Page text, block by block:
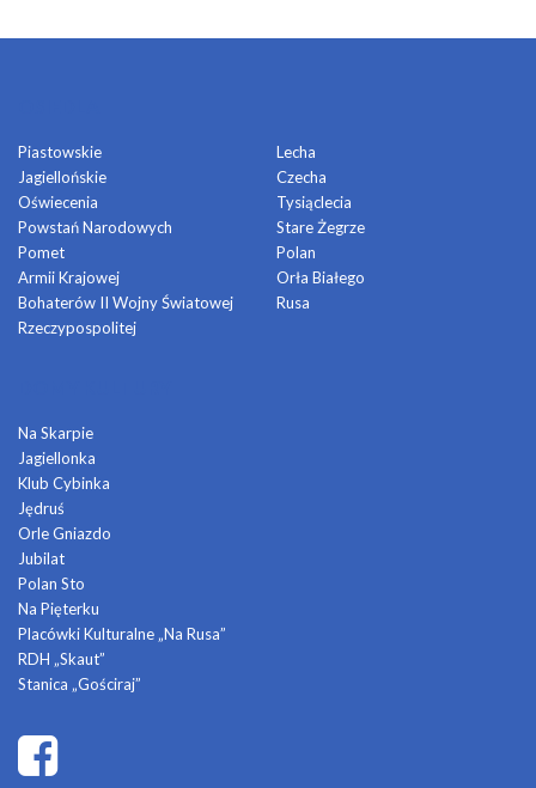
Piastowskie
Jagiellońskie
Oświecenia
Powstań Narodowych
Pomet
Armii Krajowej
Bohaterów II Wojny Światowej
Rzeczypospolitej
Lecha
Czecha
Tysiąclecia
Stare Żegrze
Polan
Orła Białego
Rusa
Na Skarpie
Jagiellonka
Klub Cybinka
Jędruś
Orle Gniazdo
Jubilat
Polan Sto
Na Pięterku
Placówki Kulturalne „Na Rusa”
RDH „Skaut”
Stanica „Gościraj”